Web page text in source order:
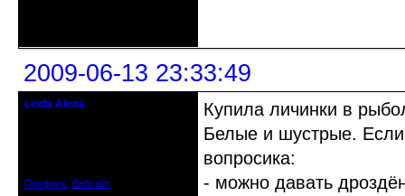
2009-06-13 23:33:49
Linda Alena
Профиль Вебсайт
Купила личинки в
Белые и шустрые.
вопросика:
- можно давать